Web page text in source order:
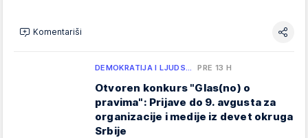
Komentariši
DEMOKRATIJA I LJUDS… PRE 13 H
Otvoren konkurs "Glas(no) o
pravima": Prijave do 9. avgusta za
organizacije i medije iz devet okruga
Srbije